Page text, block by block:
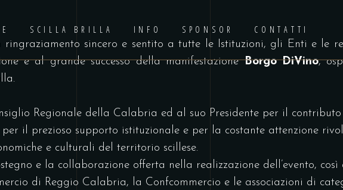
SCILLA BRILLA INFO SPONSOR
CONTATTI
ringraziamento sincero e sentito a tutte le Istituzioni, gli Enti e le
e al grande successo della manifestazioneBorgo DiVino,
Regionale della Calabria ed al suo Presidente per il contributo
per il prezioso supporto istituzionale e per la costante attenzione
e culturali del territorio scillese.
e la collaborazione offerta nella realizzazione dell’evento,
di Reggio Calabria, la Confcommercio e le associazioni di